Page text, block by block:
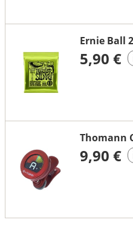
Ernie Ball
5,90 €
Thomann
9,90 €